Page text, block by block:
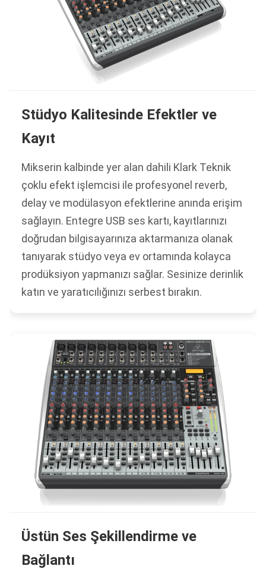
Stüdyo Kalitesinde Efektler ve
Kayıt
Mikserin kalbinde yer alan dahili Klark Teknik
çoklu efekt işlemcisi ile profesyonel reverb,
delay ve modülasyon efektlerine anında erişim
sağlayın. Entegre USB ses kartı, kayıtlarınızı
doğrudan bilgisayarınıza aktarmanıza olanak
tanıyarak stüdyo veya ev ortamında kolayca
prodüksiyon yapmanızı sağlar. Sesinize derinlik
katın ve yaratıcılığınızı serbest bırakın.
Üstün Ses Şekillendirme ve
Bağlantı